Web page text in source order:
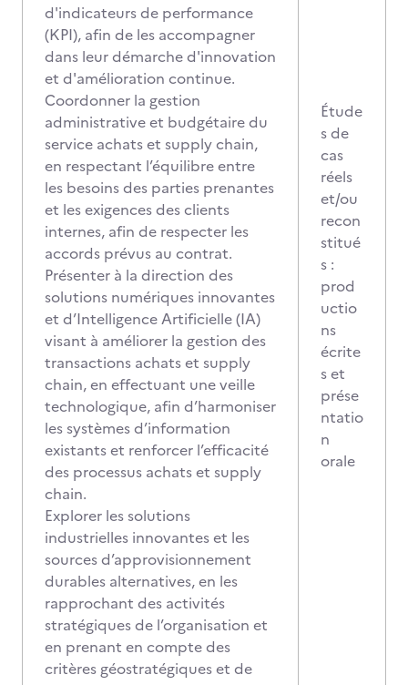
d'indicateurs de performance
(KPI), afin de les accompagner
dans leur démarche d'innovation
et d'amélioration continue.
Coordonner la gestion
administrative et budgétaire du
service achats et supply chain,
en respectant l’équilibre entre
les besoins des parties prenantes
et les exigences des clients
internes, afin de respecter les
accords prévus au contrat.
Présenter à la direction des
solutions numériques innovantes
et d’Intelligence Artificielle (IA)
visant à améliorer la gestion des
transactions achats et supply
chain, en effectuant une veille
technologique, afin d’harmoniser
les systèmes d’information
existants et renforcer l’efficacité
des processus achats et supply
chain.
Explorer les solutions
industrielles innovantes et les
sources d’approvisionnement
durables alternatives, en les
rapprochant des activités
stratégiques de l’organisation et
en prenant en compte des
critères géostratégiques et de
Étude
s de
cas
réels
et/ou
recon
stitué
s :
prod
uctio
ns
écrite
s et
prése
ntatio
n
orale